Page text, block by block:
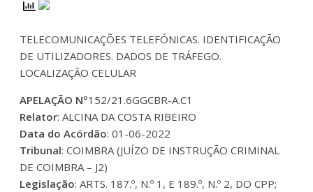
TELECOMUNICAÇÕES TELEFÓNICAS. IDENTIFICAÇÃO
DE UTILIZADORES. DADOS DE TRÁFEGO.
LOCALIZAÇÃO CELULAR
APELAÇÃO Nº152/21.6GGCBR-A.C1
Relator: ALCINA DA COSTA RIBEIRO
Data do Acórdão: 01-06-2022
Tribunal: COIMBRA (JUÍZO DE INSTRUÇÃO CRIMINAL
DE COIMBRA – J2)
Legislação: ARTS. 187.º, N.º 1, E 189.º, N.º 2, DO CPP;